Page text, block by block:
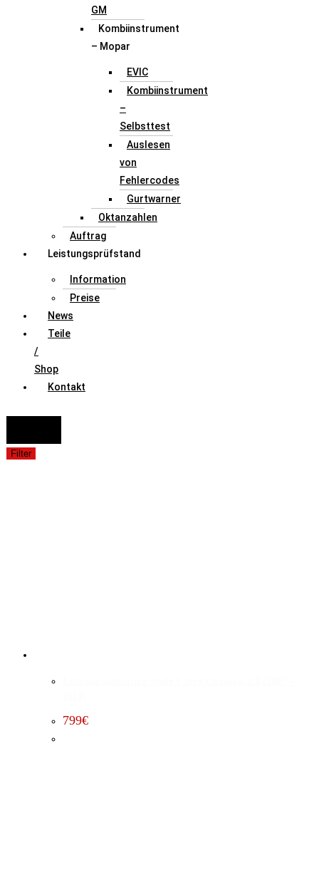
GM
Kombiinstrument
– Mopar
EVIC
Kombiinstrument
–
Selbsttest
Auslesen
von
Fehlercodes
Gurtwarner
Oktanzahlen
Auftrag
Leistungsprüfstand
Information
Preise
News
Teile
/
Shop
Kontakt
Filter
799€